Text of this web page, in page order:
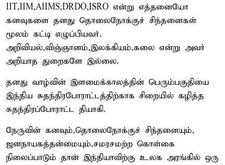
IIT,IIM,AIIMS,DRDO,ISRO என்று எத்தனையோ
கனவுகளை தனது தொலைநோக்குச் சிந்தனைகள்
மூலம் கட்டி எழுப்பியவர்.
அறிவியல்,விஞ்ஞானம்,இலக்கியம்,கலை என்று அவர்
அறியாத துறைகளே இல்லை.
தனது வாழ்வின் இளமைக்காலத்தின் பெரும்பகுதியை
இந்திய சுதந்திரபோராட்டத்திற்காக சிறையில் கழித்த
சுதந்திரப்போராட்ட தியாகி.
நேருவின் கனவும்,தொலைநோக்குச் சிந்தனையும்,
ஜனநாயகத்தன்மையும்,சமரசமற்ற கொள்கை
நிலைப்பாடும் தான் இந்தியாவிற்கு உலக அரங்கில் ஒரு